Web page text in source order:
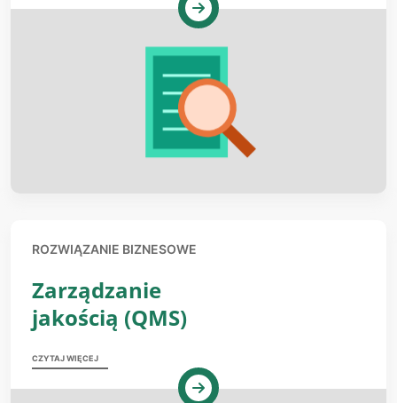
ROZWIĄZANIE BIZNESOWE
Zarządzanie
jakością (QMS)
CZYTAJ WIĘCEJ